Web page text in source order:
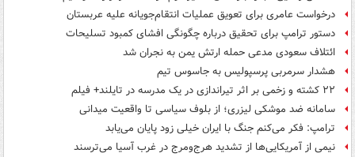
درخواست عامری برای تعویق عملیات انتقام‌جویانه علیه عربستان
دستور ترامپ برای تحقیق درباره چگونگی افشای کمبود تسلیحات
ائتلاف سعودی مدعی حمله ارتش یمن به نجران شد
هشدار سرمربی پرسپولیس به جاسوس تیم
۲۲ کشته و زخمی بر اثر تیراندازی در یک مدرسه در تایلند+ فیلم
سامانه ضد موشکی لیزری؛ از بلوف سیاسی تا واقعیت میدانی
ترامپ: فکر می‌کنم جنگ با ایران خیلی زود پایان می‌یابد
نیمی از آمریکایی‌ها از تشدید هرج‌ومرج در غرب آسیا می‌ترسند